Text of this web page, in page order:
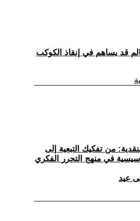
من تفكيك التبعية إلى
في منهج التحرر الفكري
عيد